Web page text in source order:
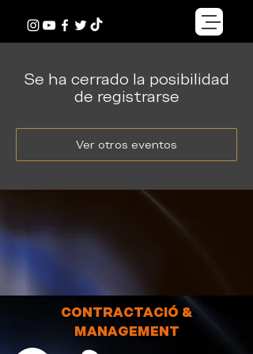
Se ha cerrado la posibilidad
de registrarse
Ver otros eventos
CONTRACTACIÓ &
MANAGEMENT